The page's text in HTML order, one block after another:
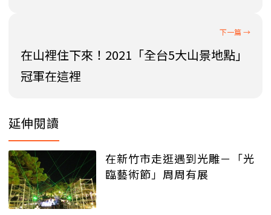
在山裡住下來！2021「全台5大山景地點」
冠軍在這裡
延伸閱讀
在新竹市走逛遇到光雕－「光
臨藝術節」周周有展